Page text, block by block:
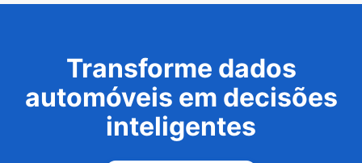
Transforme dados
automóveis em decisões
inteligentes